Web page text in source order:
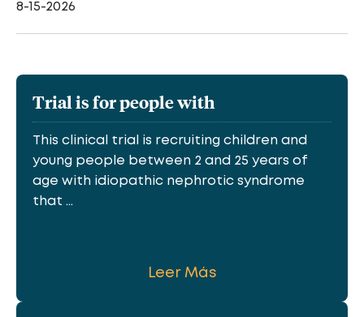
8-15-2026
Trial is for people with
This clinical trial is recruiting children and
young people between 2 and 25 years of
age with idiopathic nephrotic syndrome
that ...
Leer Más